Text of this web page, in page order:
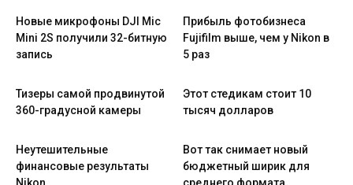
Новые микрофоны DJI Mic
Mini 2S получили 32-битную
запись
Прибыль фотобизнеса
Fujifilm выше, чем у Nikon в
5 раз
Тизеры самой продвинутой
360-градусной камеры
Этот стедикам стоит 10
тысяч долларов
Неутешительные
финансовые результаты
Вот так снимает новый
бюджетный ширик для